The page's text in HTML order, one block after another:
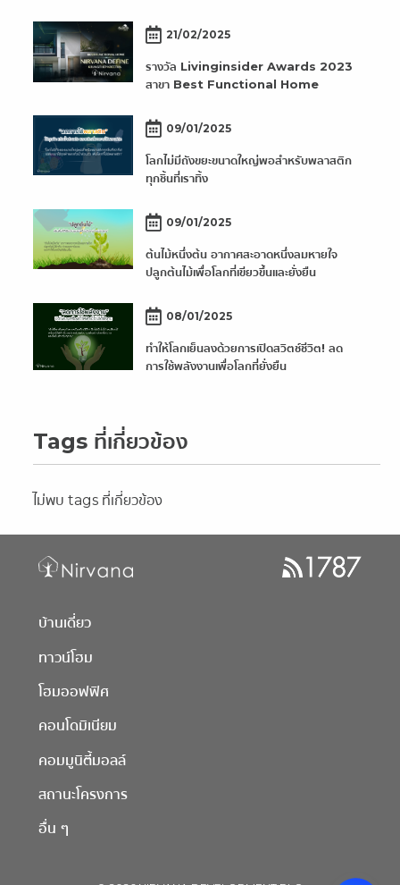
21/02/2025
รางวัล Livinginsider Awards 2023
สาขา Best Functional Home
09/01/2025
โลกไม่มีถังขยะขนาดใหญ่พอสำหรับพลาสติก
ทุกชิ้นที่เราทิ้ง
09/01/2025
ต้นไม้หนึ่งต้น อากาศสะอาดหนึ่งลมหายใจ
ปลูกต้นไม้เพื่อโลกที่เขียวขึ้นและยั่งยืน
08/01/2025
ทำให้โลกเย็นลงด้วยการเปิดสวิตช์ชีวิต! ลด
การใช้พลังงานเพื่อโลกที่ยั่งยืน
Tags ที่เกี่ยวข้อง
ไม่พบ tags ที่เกี่ยวข้อง
บ้านเดี่ยว
ทาวน์โฮม
โฮมออฟฟิศ
คอนโดมิเนียม
คอมมูนิตี้มอลล์
สถานะโครงการ
อื่น ๆ